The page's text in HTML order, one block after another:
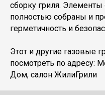
сборку гриля.
полностью собраны и
герметичность и
Этот и другие газовые
посмотреть по адресу:
Дом, салон ЖилиГрили